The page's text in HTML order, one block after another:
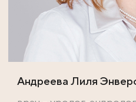
Андреева Лиля